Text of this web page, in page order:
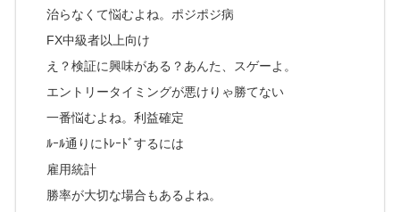
治らなくて悩むよね。ポジポジ病
FX中級者以上向け
え？検証に興味がある？あんた、スゲーよ。
エントリータイミングが悪けりゃ勝てない
一番悩むよね。利益確定
ﾙｰﾙ通りにﾄﾚｰﾄﾞするには
雇用統計
勝率が大切な場合もあるよね。